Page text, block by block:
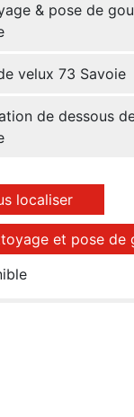
& pose de
velux 73 Savoie
de dessous
localiser
et pose de